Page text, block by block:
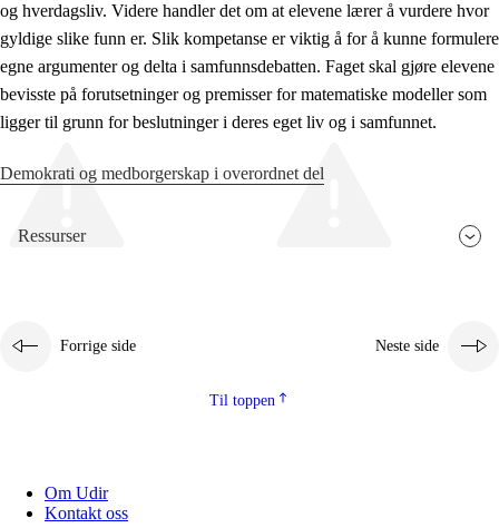
og hverdagsliv. Videre handler det om at elevene lærer å vurdere hvor
gyldige slike funn er. Slik kompetanse er viktig å for å kunne formulere
egne argumenter og delta i samfunnsdebatten. Faget skal gjøre elevene
bevisste på forutsetninger og premisser for matematiske modeller som
ligger til grunn for beslutninger i deres eget liv og i samfunnet.
Demokrati og medborgerskap i overordnet del
Ressurser
Forrige side Neste side
Til toppen
Om Udir
Kontakt oss